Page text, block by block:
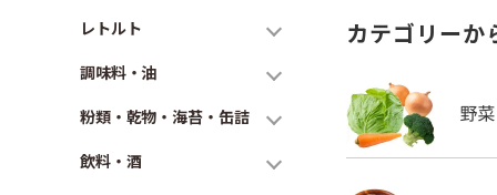
レトルト
調味料・油
粉類・乾物・海苔・缶詰
飲料・酒
カテゴリーか